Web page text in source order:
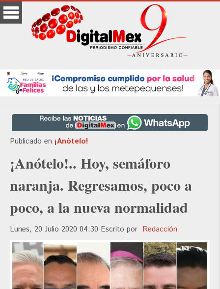
Publicado en ¡Anótelo!
¡Anótelo!.. Hoy, semáforo
naranja. Regresamos, poco a
poco, a la nueva normalidad
Lunes, 20 Julio 2020 04:30 Escrito por Redacción